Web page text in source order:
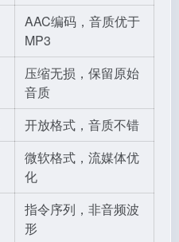
AAC编码，音质优于
MP3
压缩无损，保留原始
音质
开放格式，音质不错
微软格式，流媒体优
化
指令序列，非音频波
形